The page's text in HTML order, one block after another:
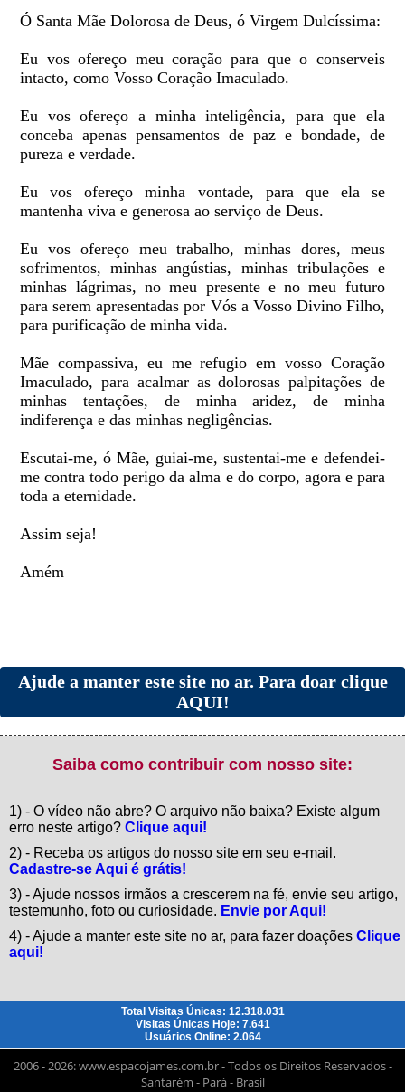
Ó Santa Mãe Dolorosa de Deus, ó Virgem Dulcíssima:
Eu vos ofereço meu coração para que o conserveis
intacto, como Vosso Coração Imaculado.
Eu vos ofereço a minha inteligência, para que ela
conceba apenas pensamentos de paz e bondade, de
pureza e verdade.
Eu vos ofereço minha vontade, para que ela se
mantenha viva e generosa ao serviço de Deus.
Eu vos ofereço meu trabalho, minhas dores, meus
sofrimentos, minhas angústias, minhas tribulações e
minhas lágrimas, no meu presente e no meu futuro
para serem apresentadas por Vós a Vosso Divino Filho,
para purificação de minha vida.
Mãe compassiva, eu me refugio em vosso Coração
Imaculado, para acalmar as dolorosas palpitações de
minhas tentações, de minha aridez, de minha
indiferença e das minhas negligências.
Escutai-me, ó Mãe, guiai-me, sustentai-me e defendei-
me contra todo perigo da alma e do corpo, agora e para
toda a eternidade.
Assim seja!
Amém
Ajude a manter este site no ar. Para doar clique
AQUI!
Saiba como contribuir com nosso site:
1) - O vídeo não abre? O arquivo não baixa? Existe algum
erro neste artigo? Clique aqui!
2) - Receba os artigos do nosso site em seu e-mail.
Cadastre-se Aqui é grátis!
3) - Ajude nossos irmãos a crescerem na fé, envie seu artigo,
testemunho, foto ou curiosidade. Envie por Aqui!
4) - Ajude a manter este site no ar, para fazer doações Clique
aqui!
Total Visitas Únicas: 12.318.031
Visitas Únicas Hoje: 7.641
Usuários Online: 2.064
2006 - 2026: www.espacojames.com.br - Todos os Direitos Reservados -
Santarém - Pará - Brasil